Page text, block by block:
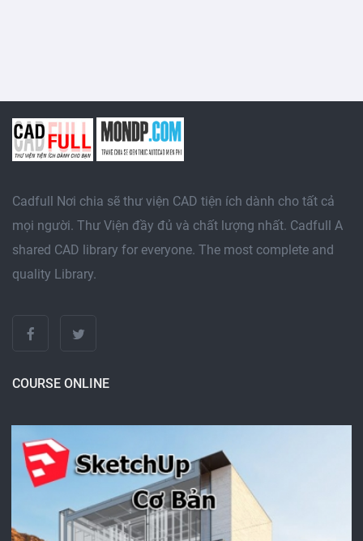
Cadfull Nơi chia sẽ thư viện CAD tiện ích dành cho tất cả
mọi người. Thư Viện đầy đủ và chất lượng nhất. Cadfull A
shared CAD library for everyone. The most complete and
quality Library.
COURSE ONLINE